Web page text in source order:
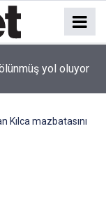
yol oluyor
Kılca mazbatasını